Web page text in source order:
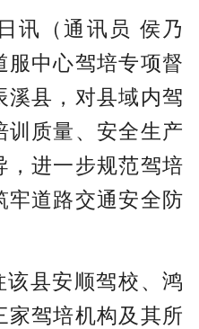
讯（通讯员 侯乃
服中心驾培专项督
溪县，对县域内驾
训质量、安全生产
，进一步规范驾培
牢道路交通安全防
县安顺驾校、鸿
家驾培机构及其所